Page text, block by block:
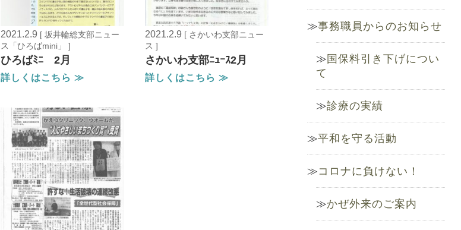
2021.2.9 [ 坂井輪総支部ニュー
ス「ひろばmini」 ]
ひろばﾐﾆ 2月
詳しくはこちら ≫
2021.2.9 [ さかいわ支部ニュー
ス ]
さかいわ支部ﾆｭｰｽ2月
詳しくはこちら ≫
事務職員からのお知らせ
国保料引き下げについ
て
診療の実績
平和を守る活動
コロナに負けない！
かぜ外来のご案内